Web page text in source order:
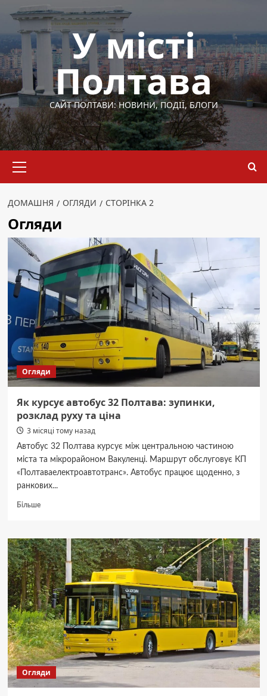
Перейти
вмісту
У місті
Полтава
САЙТ ПОЛТАВИ: НОВИНИ, ПОДІЇ, БЛОГИ
меню
ДОМАШНЯ ОГЛЯДИ СТОРІНКА 2
Огляди
Огляди
Як курсує автобус 32 Полтава: зупинки,
розклад руху та ціна
3 місяці тому назад
Автобус 32 Полтава курсує між центральною частиною
міста та мікрорайоном Вакуленці. Маршрут обслуговує КП
«Полтаваелектроавтотранс». Автобус працює щоденно, з
ранкових...
БільшеДокладніше
курсує
автобус
32
Полтава:
зупинки,
розклад
руху
та
ціна
Огляди